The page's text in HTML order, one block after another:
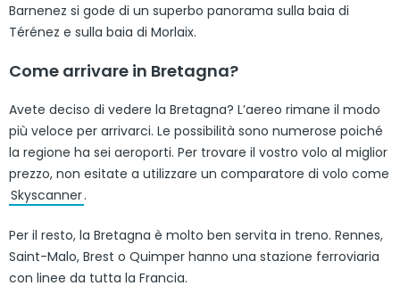
Barnenez si gode di un superbo panorama sulla baia di
Térénez e sulla baia di Morlaix.
Come arrivare in Bretagna?
Avete deciso di vedere la Bretagna? L’aereo rimane il modo
più veloce per arrivarci. Le possibilità sono numerose poiché
la regione ha sei aeroporti. Per trovare il vostro volo al miglior
prezzo, non esitate a utilizzare un comparatore di volo come
Skyscanner.
Per il resto, la Bretagna è molto ben servita in treno. Rennes,
Saint-Malo, Brest o Quimper hanno una stazione ferroviaria
con linee da tutta la Francia.